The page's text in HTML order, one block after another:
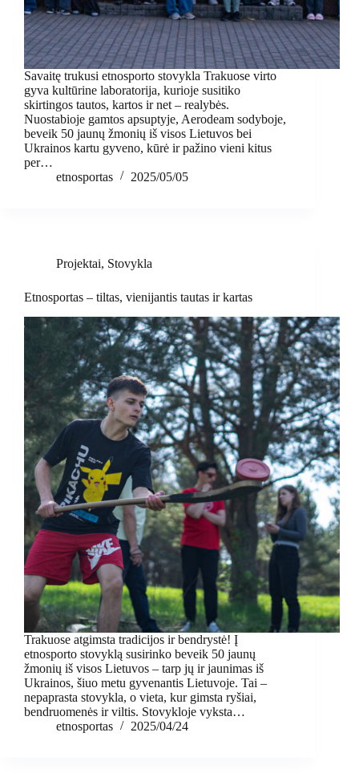
Savaitę trukusi etnosporto stovykla Trakuose virto
gyva kultūrine laboratorija, kurioje susitiko
skirtingos tautos, kartos ir net – realybės.
Nuostabioje gamtos apsuptyje, Aerodeam sodyboje,
beveik 50 jaunų žmonių iš visos Lietuvos bei
Ukrainos kartu gyveno, kūrė ir pažino vieni kitus
per…
etnosportas
2025/05/05
Projektai, Stovykla
Etnosportas – tiltas, vienijantis tautas ir kartas
Trakuose atgimsta tradicijos ir bendrystė! Į
etnosporto stovyklą susirinko beveik 50 jaunų
žmonių iš visos Lietuvos – tarp jų ir jaunimas iš
Ukrainos, šiuo metu gyvenantis Lietuvoje. Tai –
nepaprasta stovykla, o vieta, kur gimsta ryšiai,
bendruomenės ir viltis. Stovykloje vyksta…
etnosportas
2025/04/24